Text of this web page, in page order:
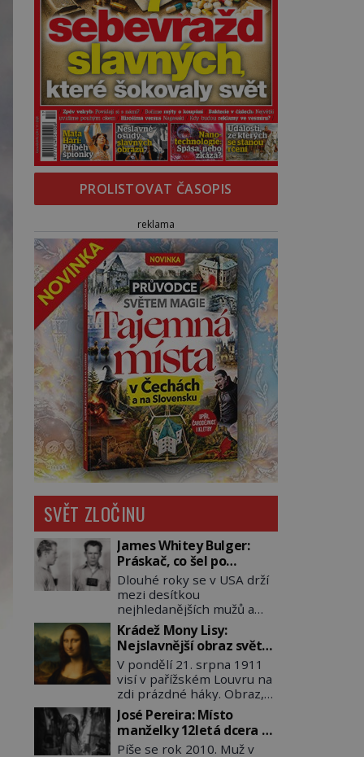
PROLISTOVAT ČASOPIS
reklama
SVĚT ZLOČINU
James Whitey Bulger:
Práskač, co šel po
práskačích
Dlouhé roky se v USA drží
mezi desítkou
nejhledanějších mužů a
dopracuje to až na číslo
dvě – hned po Usámovi bin
Ládinovi (1957–2011). To je
James „Whitey“ Bulger
(1929–2018) viněný ze
spoluúčasti na 19
vraždách, vydírání a lichvy.
A samozřejmě, krom toho
je ještě drogový dealer,
Krádež Mony Lisy:
Nejslavnější obraz světa
zůstane dva roky
nezvěstný
V pondělí 21. srpna 1911
visí v pařížském Louvru na
zdi prázdné háky. Obraz,
který dnes zná celý svět, je
pryč. Zpočátku si nikdo
nemyslí, že jde o krádež.
Zaměstnanci jsou
José Pereira: Místo
manželky 12letá dcera –
a sousedi o všem vědí!
Píše se rok 2010. Muž v